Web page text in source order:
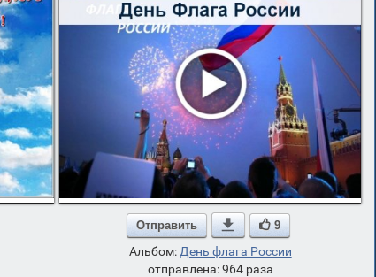
Отправить  9
Альбом: День флага России
отправлена: 964 раза